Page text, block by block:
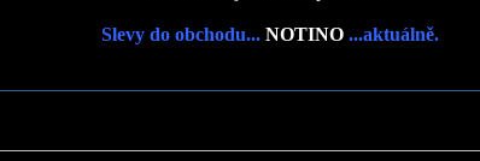
Slevy do obchodu... NOTINO ...aktuálně.